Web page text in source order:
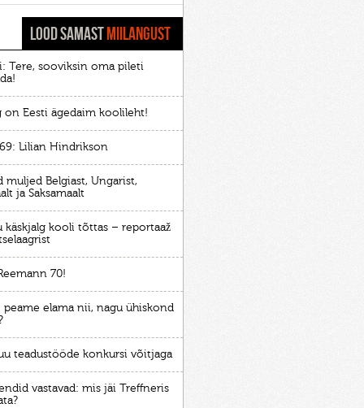
LOOD SAMASTMIILANGUST
Tere, sooviksin oma pileti
on Eesti ägedaim koolileht!
Lilian Hindrikson
muljed Belgiast, Ungarist,
ja Saksamaalt
käskjalg kooli tõttas – reportaaž
70!
peame elama nii, nagu ühiskond
teadustööde konkursi võitjaga
vastavad: mis jäi Treffneris